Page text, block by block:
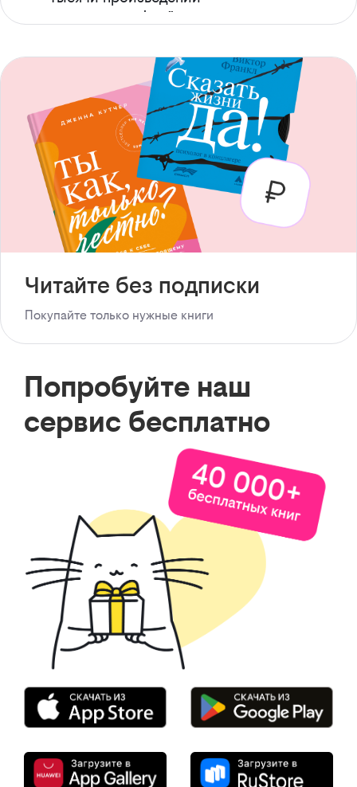
с доступом офлайн
Читайте без подписки
Покупайте только нужные книги
Попробуйте наш
сервис бесплатно